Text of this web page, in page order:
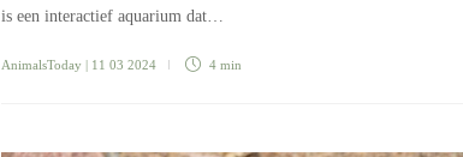
is een interactief aquarium dat…
AnimalsToday | 11 03 2024 4 min